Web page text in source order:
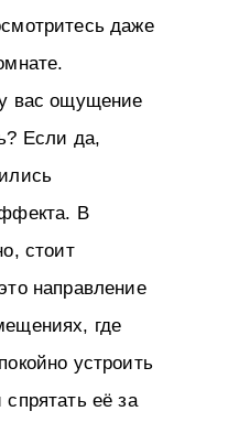
даже
вас ощущение
Если да,
В
стоит
направление
где
устроить
её за